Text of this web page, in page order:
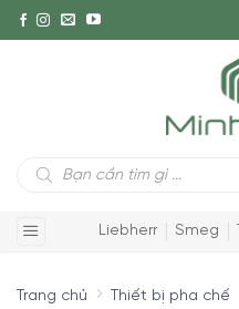
Tìm
kiếm
Liebherr Smeg
Trang chủ Thiết bị pha chế